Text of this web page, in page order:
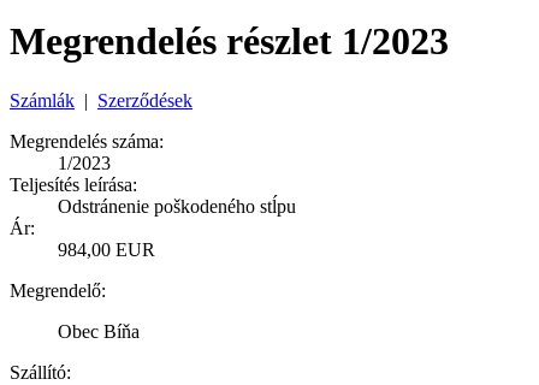
Megrendelés részlet 1/2023
Számlák | Szerződések
Megrendelés száma:
1/2023
Teljesítés leírása:
Odstránenie poškodeného stĺpu
Ár:
984,00 EUR
Megrendelő:
Obec Bíňa
Szállító: